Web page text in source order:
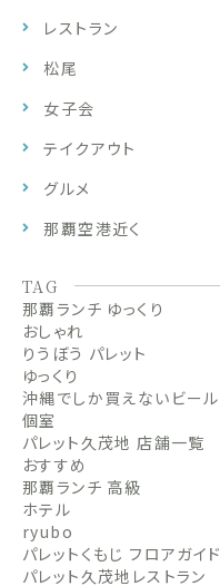
レストラン
松尾
女子会
テイクアウト
グルメ
那覇空港近く
TAG
那覇ランチ ゆっくり
おしゃれ
りうぼう パレット
ゆっくり
沖縄でしか買えないビール
個室
パレット久茂地 店舗一覧
おすすめ
那覇ランチ 高級
ホテル
ryubo
パレットくもじ フロアガイド
パレット久茂地レストラン